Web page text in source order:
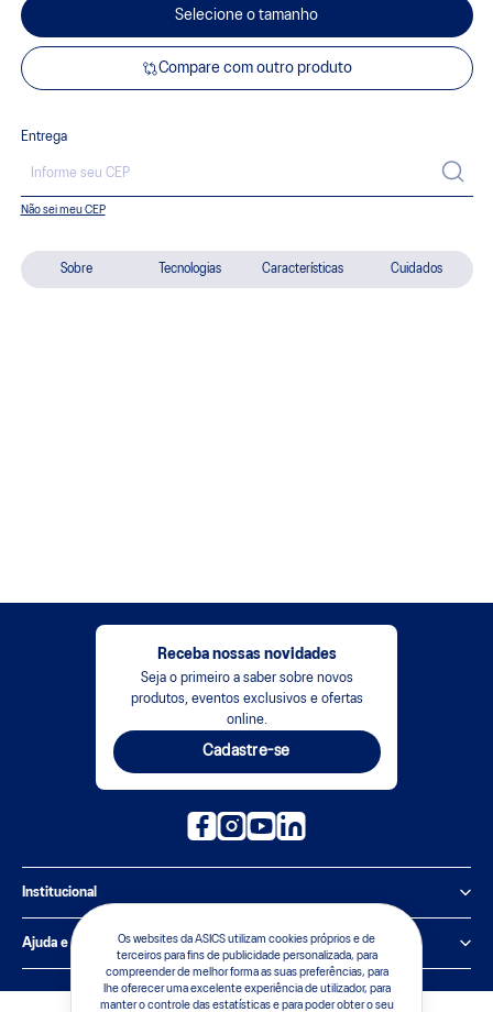
Os websites da ASICS utilizam cookies próprios e de
terceiros para fins de publicidade personalizada, para
compreender de melhor forma as suas preferências, para
lhe oferecer uma excelente experiência de utilizador, para
manter o controle das estatísticas e para poder obter o seu
Sobre Tecnologias Características Cuidados
Selecione o tamanho
Compare com outro produto
Entrega
Não sei meu CEP
Receba nossas novidades
Seja o primeiro a saber sobre novos
produtos, eventos exclusivos e ofertas
online.
Cadastre-se
Institucional
Política de Privacidade
Sobre a ASICS
Ajuda e suporte
Central de Relacionamento